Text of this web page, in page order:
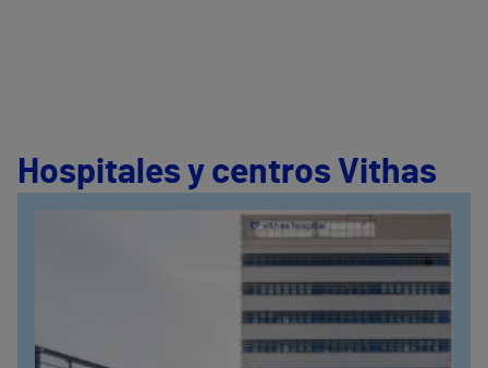
Hospitales y centros Vithas